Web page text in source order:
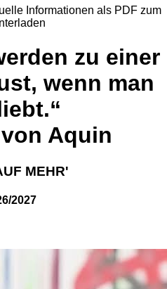
Informationen als PDF zum
zu einer
wenn man
Aquin
MEHR'
2027